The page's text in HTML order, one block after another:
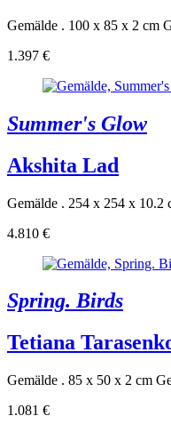
Gemälde . 100 x 85 x 2 cm
1.397 €
Summer's Glow
Akshita Lad
Gemälde . 254 x 254 x 10.2
4.810 €
Spring. Birds
Tetiana
Gemälde . 85 x 50 x 2 cm
1.081 €